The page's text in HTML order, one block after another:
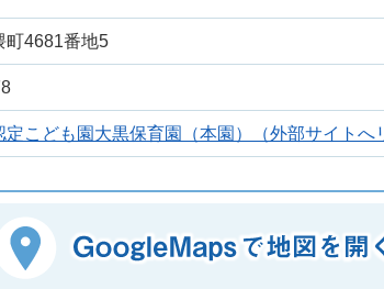
町4681番地5
こども園大黒保育園（本園）（外部サイトへ